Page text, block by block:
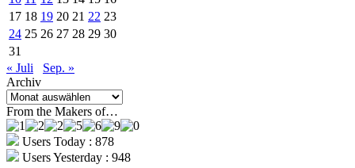
17 18 19 20 21 22 23
24 25 26 27 28 29 30
31
« Juli
Sep. »
Archiv
Archiv
From the Makers of…
Users Today : 878
Users Yesterday : 948